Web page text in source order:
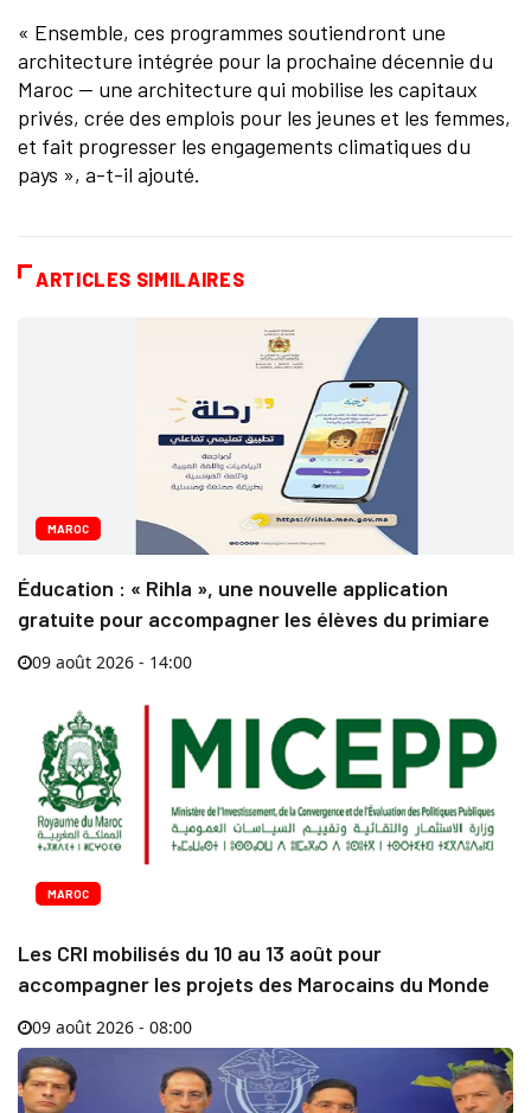
« Ensemble, ces programmes soutiendront une
architecture intégrée pour la prochaine décennie du
Maroc — une architecture qui mobilise les capitaux
privés, crée des emplois pour les jeunes et les femmes,
et fait progresser les engagements climatiques du
pays », a-t-il ajouté.
ARTICLES SIMILAIRES
MAROC
Éducation : « Rihla », une nouvelle application
gratuite pour accompagner les élèves du primiare
09 août 2026 - 14:00
MAROC
Les CRI mobilisés du 10 au 13 août pour
accompagner les projets des Marocains du Monde
09 août 2026 - 08:00